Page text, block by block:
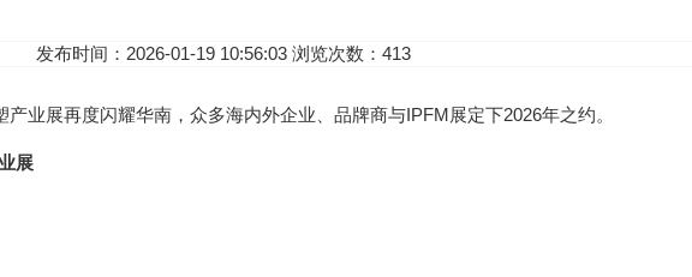
发布时间：2026-01-19 10:56:03 浏览次数：413
业展再度闪耀华南，众多海内外企业、品牌商与IPFM展定下2026年之约。
展